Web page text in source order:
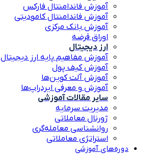
آموزش فاندامنتال فارکس
آموزش فاندامنتال کامودیتی
آموزش بانک مرکزی
اوراق قرضه
ارز دیجیتال
آموزش مفاهیم پایه ارز دیجیتال
آموزش کیف پول
آموزش آلت کوین‌ها
آموزش و معرفی ایردراپ‌ها
سایر مقالات آموزشی
مدیریت سرمایه
ژورنال معاملاتی
روانشناسی معامله‌گری
استراتژی معاملاتی
دوره‌های آموزشی